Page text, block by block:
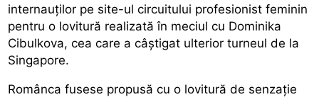
internauților pe site-ul circuitului profesionist feminin
pentru o lovitură realizată în meciul cu Dominika
Cibulkova, cea care a câștigat ulterior turneul de la
Singapore.
Românca fusese propusă cu o lovitură de senzație